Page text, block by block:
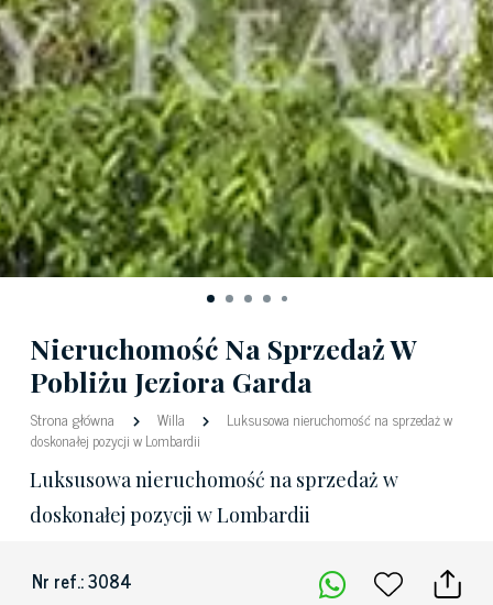
Nieruchomość Na Sprzedaż W
Pobliżu Jeziora Garda
Strona główna Willa
Luksusowa nieruchomość na sprzedaż w
doskonałej pozycji w Lombardii
Luksusowa nieruchomość na sprzedaż w
doskonałej pozycji w Lombardii
Nr ref.: 3084